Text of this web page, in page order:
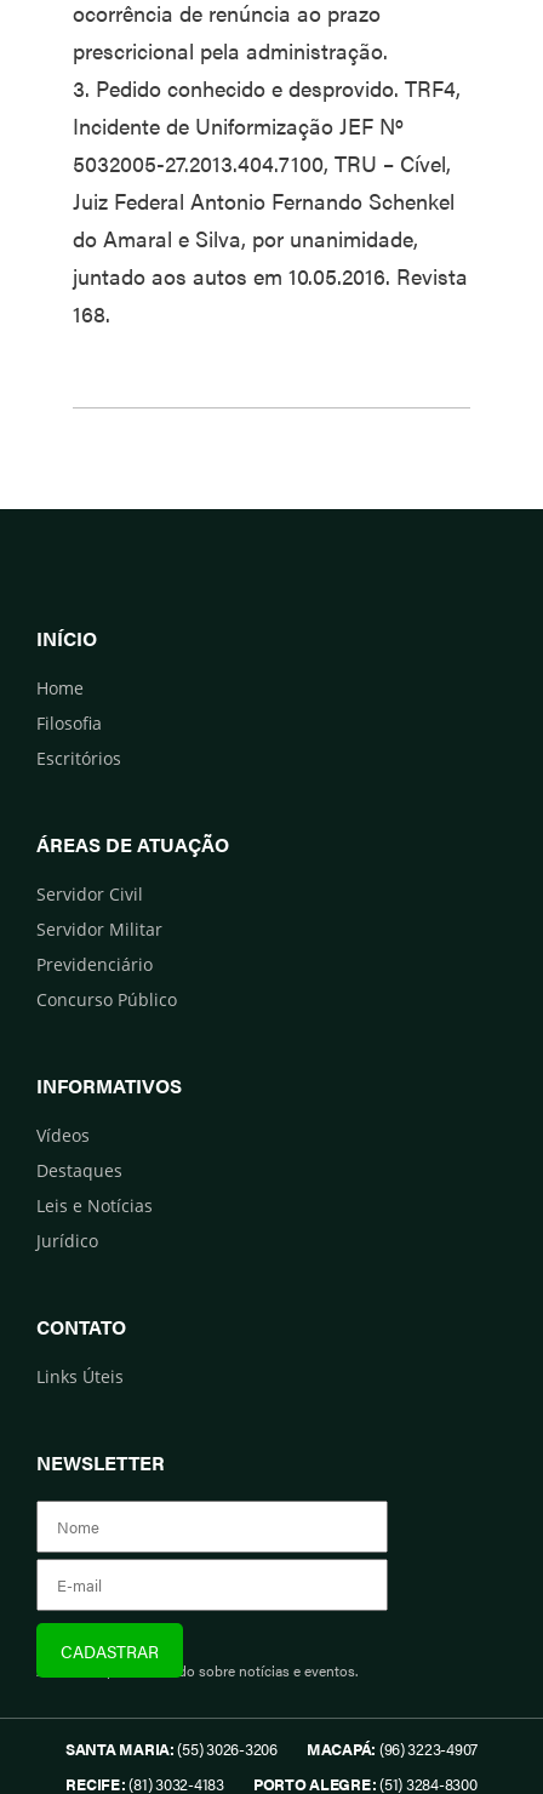
ocorrência de renúncia ao prazo
prescricional pela administração.
3. Pedido conhecido e desprovido. TRF4,
Incidente de Uniformização JEF Nº
5032005-27.2013.404.7100, TRU – Cível,
Juiz Federal Antonio Fernando Schenkel
do Amaral e Silva, por unanimidade,
juntado aos autos em 10.05.2016. Revista
168.
INÍCIO
Home
Filosofia
Escritórios
ÁREAS DE ATUAÇÃO
Servidor Civil
Servidor Militar
Previdenciário
Concurso Público
INFORMATIVOS
Vídeos
Destaques
Leis e Notícias
Jurídico
CONTATO
Links Úteis
NEWSLETTER
Assine e fique informado sobre notícias e eventos.
SANTA MARIA:(55) 3026-3206 MACAPÁ: (96) 3223-4907
RECIFE:(81) 3032-4183 PORTO ALEGRE:(51) 3284-8300